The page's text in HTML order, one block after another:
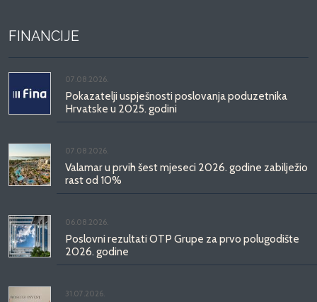
FINANCIJE
07.08.2026.
Pokazatelji uspješnosti poslovanja poduzetnika
Hrvatske u 2025. godini
07.08.2026.
Valamar u prvih šest mjeseci 2026. godine zabilježio
rast od 10%
06.08.2026.
Poslovni rezultati OTP Grupe za prvo polugodište
2026. godine
31.07.2026.